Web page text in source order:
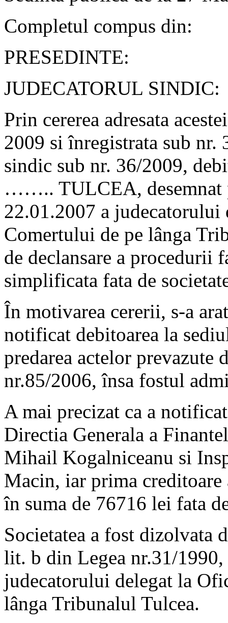
Completul compus din:
PRESEDINTE:
JUDECATORUL SINDIC:
Prin cererea adresata
2009 si înregistrata sub
sindic sub nr. 36/2009,
…….. TULCEA, desemnat
22.01.2007 a
Comertului de pe lânga
de declansare a procedurii
simplificata fata de
În motivarea cererii, s-a
notificat debitoarea la
predarea actelor prevazute
nr.85/2006, însa fostul
A mai precizat ca a
Directia Generala a
Mihail Kogalniceanu si
Macin, iar prima creditoare
în suma de 76716 lei fata
Societatea a fost dizolvata
lit. b din Legea nr.31/
judecatorului delegat la
lânga Tribunalul Tulcea.